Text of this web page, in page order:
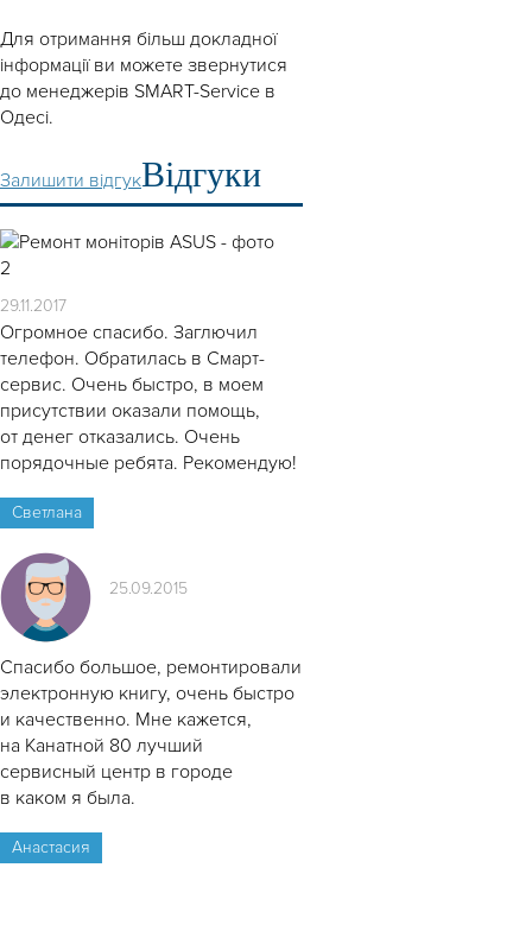
Для отримання більш докладної
інформації ви можете звернутися
до менеджерів SMART-Service в
Одесі.
Залишити відгукВідгуки
29.11.2017
Огромное спасибо. Заглючил
телефон. Обратилась в Смарт-
сервис. Очень быстро, в моем
присутствии оказали помощь,
от денег отказались. Очень
порядочные ребята. Рекомендую!
Светлана
25.09.2015
Спасибо большое, ремонтировали
электронную книгу, очень быстро
и качественно. Мне кажется,
на Канатной 80 лучший
сервисный центр в городе
в каком я была.
Анастасия